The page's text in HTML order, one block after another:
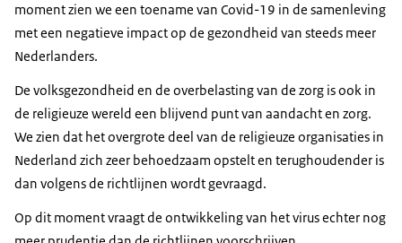
moment zien we een toename van Covid-19 in de samenleving
met een negatieve impact op de gezondheid van steeds meer
Nederlanders.
De volksgezondheid en de overbelasting van de zorg is ook in
de religieuze wereld een blijvend punt van aandacht en zorg.
We zien dat het overgrote deel van de religieuze organisaties in
Nederland zich zeer behoedzaam opstelt en terughoudender is
dan volgens de richtlijnen wordt gevraagd.
Op dit moment vraagt de ontwikkeling van het virus echter nog